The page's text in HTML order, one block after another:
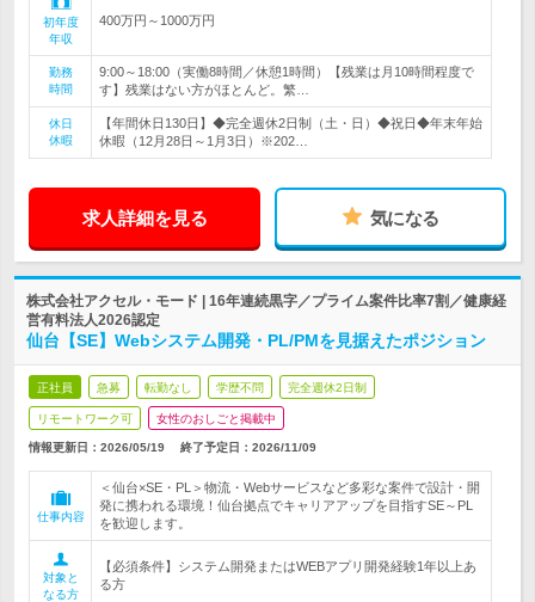
初年度
年収
400万円～1000万円
勤務
時間
9:00～18:00（実働8時間／休憩1時間）【残業は月10時間程度で
す】残業はない方がほとんど。繁…
休日
休暇
【年間休日130日】◆完全週休2日制（土・日）◆祝日◆年末年始
休暇（12月28日～1月3日）※202…
求人詳細を見る 気になる
株式会社アクセル・モード | 16年連続黒字／プライム案件比率7割／健康経
営有料法人2026認定
仙台【SE】Webシステム開発・PL/PMを見据えたポジション
正社員 急募 転勤なし 学歴不問 完全週休2日制
リモートワーク可 女性のおしごと掲載中
情報更新日：2026/05/19 終了予定日： 2026/11/09
仕事内容
＜仙台×SE・PL＞物流・Webサービスなど多彩な案件で設計・開
発に携われる環境！仙台拠点でキャリアアップを目指すSE～PL
を歓迎します。
対象と
なる方
【必須条件】システム開発またはWEBアプリ開発経験1年以上あ
る方